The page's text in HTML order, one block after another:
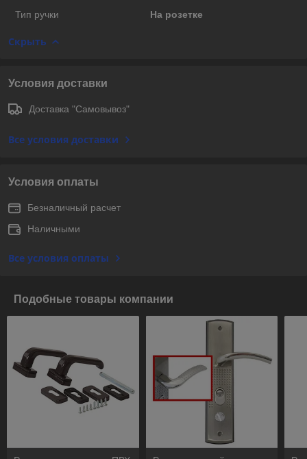
Тип ручки
На розетке
Скрыть
Условия доставки
Доставка "Самовывоз"
Все условия доставки
Условия оплаты
Безналичный расчет
Наличными
Все условия оплаты
Подобные товары компании